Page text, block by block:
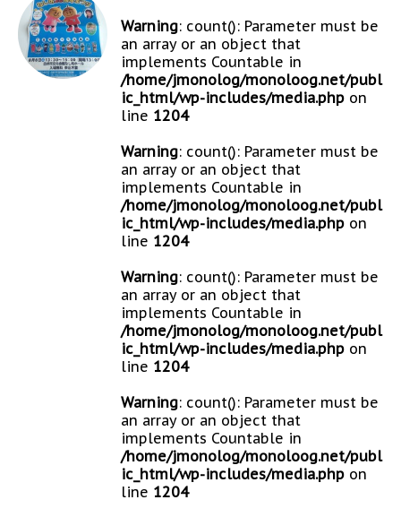
Warning: count(): Parameter must be
an array or an object that
implements Countable in
/home/jmonolog/monoloog.net/publ
ic_html/wp-includes/media.php on
line 1204
Warning: count(): Parameter must be
an array or an object that
implements Countable in
/home/jmonolog/monoloog.net/publ
ic_html/wp-includes/media.php on
line 1204
Warning: count(): Parameter must be
an array or an object that
implements Countable in
/home/jmonolog/monoloog.net/publ
ic_html/wp-includes/media.php on
line 1204
Warning: count(): Parameter must be
an array or an object that
implements Countable in
/home/jmonolog/monoloog.net/publ
ic_html/wp-includes/media.php on
line 1204